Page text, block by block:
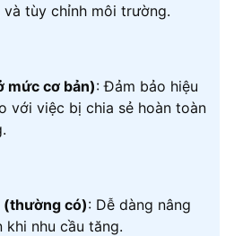
và tùy chỉnh môi trường.
mức cơ bản): Đảm bảo hiệu
với việc bị chia sẻ hoàn toàn
(thường có): Dễ dàng nâng
nhu cầu tăng.